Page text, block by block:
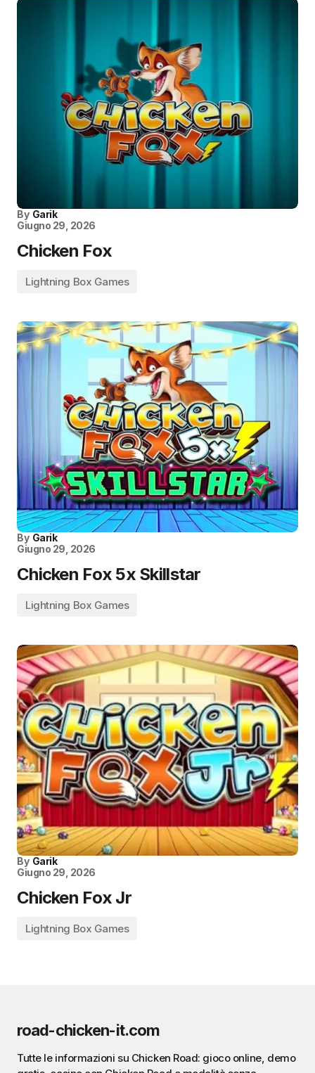
By Garik
Giugno 29, 2026
Chicken Fox
Lightning Box Games
By Garik
Giugno 29, 2026
Chicken Fox 5x Skillstar
Lightning Box Games
By Garik
Giugno 29, 2026
Chicken Fox Jr
Lightning Box Games
road-chicken-it.com
Tutte le informazioni su Chicken Road: gioco online, demo